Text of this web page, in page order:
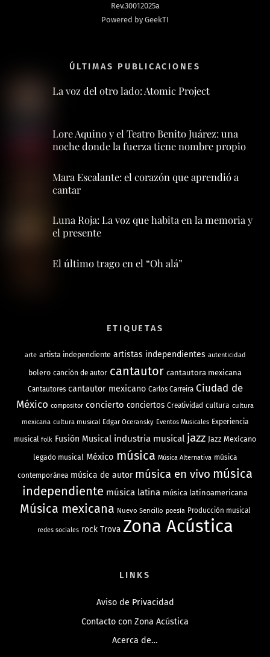
Rev.30012025a
Powered by GeekTI
ÚLTIMAS PUBLICACIONES
La voz del otro lado: Atomic Project
Lore Aquino y el Teatro Benito Juárez: una
noche donde la fuerza tiene nombre propio
Mara Escalante: el corazón que aprendió a
cantar
Luna Roja: La voz que habita en la memoria y
el presente
El último trago en el “Oh alá”
ETIQUETAS
arte artista independiente artistas independientes autenticidad
bolero canción de autor cantautor cantautora mexicana
Cantautores cantautor mexicano Carlos Carreira Ciudad de
México compositor concierto conciertos Creatividad cultura cultura
mexicana cultura musical Edgar Oceransky Eventos Musicales Experiencia
musical folk Fusión Musical industria musical jazz Jazz Mexicano
legado musical México música Música Alternativa música
contemporánea música de autor música en vivo música
independiente música latina música latinoamericana
Música mexicana Nuevo Sencillo poesía Producción musical
redes sociales rock Trova Zona Acústica
LINKS
Aviso de Privacidad
Contacto con Zona Acústica
Acerca de…